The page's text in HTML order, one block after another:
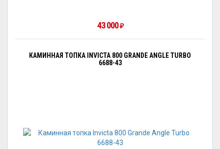
43 000 ₽
КАМИННАЯ ТОПКА INVICTA 800 GRANDE ANGLE TURBO
6688-43